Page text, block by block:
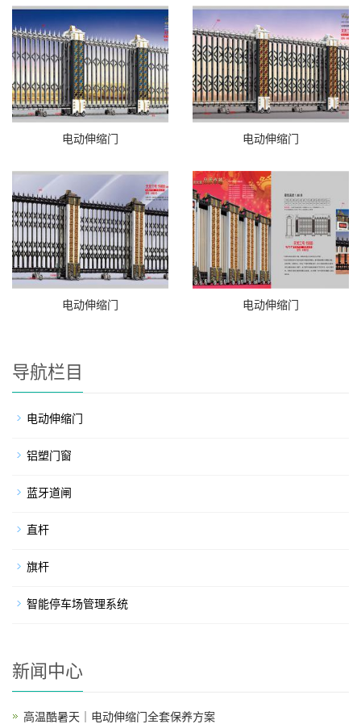
电动伸缩门 电动伸缩门
电动伸缩门 电动伸缩门
导航栏目
电动伸缩门
铝塑门窗
蓝牙道闸
直杆
旗杆
智能停车场管理系统
新闻中心
高温酷暑天｜电动伸缩门全套保养方案